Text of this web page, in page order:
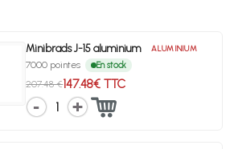
Minibrads J-15 aluminium ALUMINIUM
7000 pointes En stock
207.48 €147.48€ TTC
1